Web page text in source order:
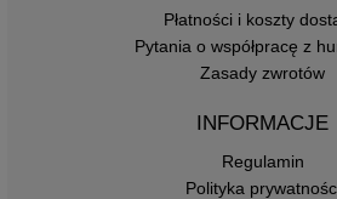
Płatności i koszty
Pytania o współpracę z
Zasady zwrotów
INFORMACJE
Regulamin
Polityka